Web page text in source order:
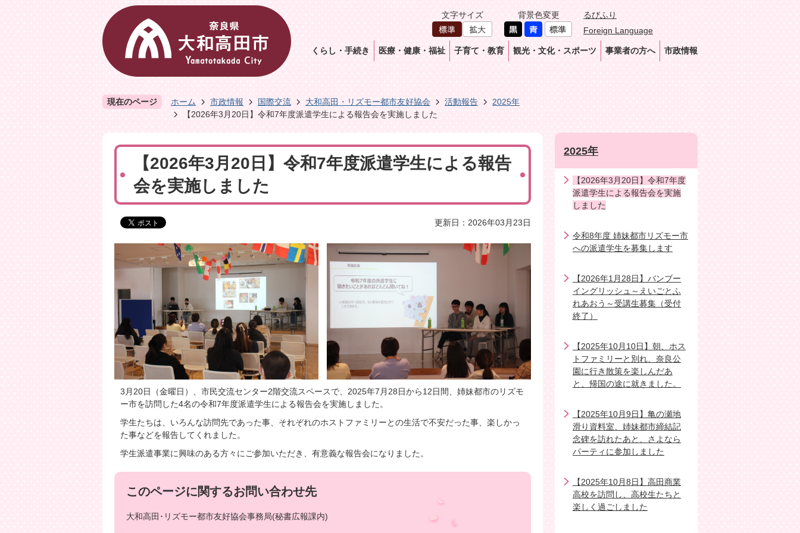
文字サイズ 背景色変更
るびふり
Foreign Language
くらし・手続き 医療・健康・福祉 子育て・教育 観光・文化・スポーツ 事業者の方へ 市政情報
現在のページ ホーム 市政情報 国際交流 大和高田・リズモー都市友好協会 活動報告
2025年
【2026年3月20日】令和7年度派遣学生による報告会を実施しました
【2026年3月20日】令和7年度派遣学生による報告
会を実施しました
更新日：2026年03月23日
3月20日（金曜日）、市民交流センター2階交流スペースで、2025年7月28日から12日間、姉妹都市のリズモ
ー市を訪問した4名の令和7年度派遣学生による報告会を実施しました。
学生たちは、いろんな訪問先であった事、それぞれのホストファミリーとの生活で不安だった事、楽しかっ
た事などを報告してくれました。
学生派遣事業に興味のある方々にご参加いただき、有意義な報告会になりました。
このページに関するお問い合わせ先
大和高田･リズモー都市友好協会事務局(秘書広報課内)
2025年
【2026年3月20日】令和7年度
派遣学生による報告会を実施
しました
令和8年度 姉妹都市リズモー市
への派遣学生を募集します
【2026年1月28日】バンブー
イングリッシュ～えいごとふ
れあおう～受講生募集（受付
終了）
【2025年10月10日】朝、ホス
トファミリーと別れ、奈良公
園に行き散策を楽しんだあ
と、帰国の途に就きました。
【2025年10月9日】亀の瀬地
滑り資料室、姉妹都市締結記
念碑を訪れたあと、さよなら
パーティに参加しました
【2025年10月8日】高田商業
高校を訪問し、高校生たちと
楽しく過ごしました